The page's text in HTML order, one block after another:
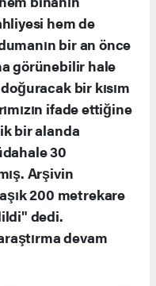
hem de
bir an önce
görünebilir hale
bir kısım
ifade ettiğine
bir alanda
30
Arşivin
200 metrekare
dedi.
devam